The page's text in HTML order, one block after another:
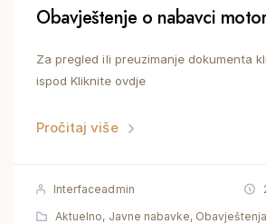
Obavještenje o nabavci
Za pregled ili preuzimanje dokumenta
ispod Kliknite ovdje
Pročitaj više
Interfaceadmin
Aktuelno, Javne nabavke, Obavještenja